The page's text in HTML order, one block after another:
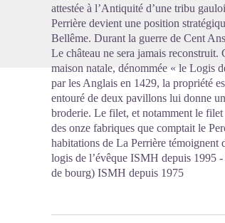
attestée à l’Antiquité d’une tribu
Perrière devient une position
Bellême. Durant la guerre de Cent
Le château ne sera jamais
maison natale, dénommée « le Logis
par les Anglais en 1429, la propriété
entouré de deux pavillons lui donne
broderie. Le filet, et notamment le
des onze fabriques que comptait le
habitations de La Perrière témoignent
logis de l’évêque ISMH depuis 1995
de bourg) ISMH depuis 1975